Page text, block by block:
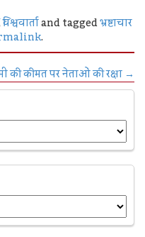
विश्ववार्ताand taggedभ्रष्टाचार
.
कीमत पर नेताओं की रक्षा→